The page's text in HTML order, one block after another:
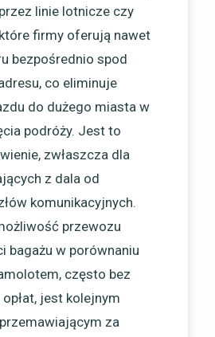
linie lotnicze czy
firmy oferują nawet
bezpośrednio spod
co eliminuje
do dużego miasta w
podróży. Jest to
zwłaszcza dla
z dala od
komunikacyjnych.
przewozu
bagażu w porównaniu
często bez
jest kolejnym
za